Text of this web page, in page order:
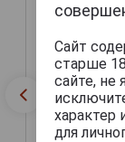
Сайт
старше
сайте, не
характер
для